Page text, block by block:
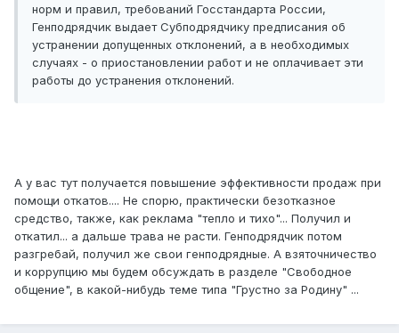
норм и правил, требований Госстандарта России,
Генподрядчик выдает Субподрядчику предписания об
устранении допущенных отклонений, а в необходимых
случаях - о приостановлении работ и не оплачивает эти
работы до устранения отклонений.
А у вас тут получается повышение эффективности продаж при
помощи откатов.... Не спорю, практически безотказное
средство, также, как реклама "тепло и тихо"... Получил и
откатил... а дальше трава не расти. Генподрядчик потом
разгребай, получил же свои генподрядные. А взяточничество
и коррупцию мы будем обсуждать в разделе "Свободное
общение", в какой-нибудь теме типа "Грустно за Родину" ...